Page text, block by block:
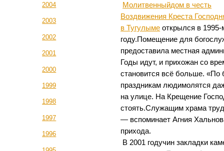
2004
2003
2002
2001
2000
1999
1998
1997
1996
Молитвенныйдом в честь
Воздвижения Креста
в Тугулыме открылся в 1995-
году.Помещение для
предоставила местная
Годы идут, и прихожан со
становится всё больше.
праздникам людимолятся
на улице. На Крещение
стоять.Служащим храма
— вспоминает Агния
прихода.
В 2001 годучин закладки